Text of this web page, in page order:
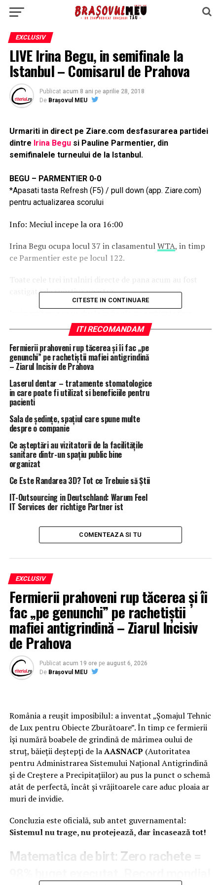
EXCLUSIV
LIVE Irina Begu, in semifinale la
Istanbul – Comisarul de Prahova
Publicat acum 8 ani pe aprilie 28, 2018
De Brașovul MEU
Urmariti in direct pe Ziare.com desfasurarea partidei
dintre Irina Begusi Pauline Parmentier, din
semifinalele turneului de la Istanbul.
BEGU – PARMENTIER 0-0
*Apasati tasta Refresh (F5) / pull down (app. Ziare.com)
pentru actualizarea scorului
Info: Meciul incepe la ora 16:00
Irina Begu ocupa locul 37 in clasamentulWTA, in timp
ce Parmentier este pe locul 122.
Toate cele trei intalniri directe de pana acum au fost
castigate de sportiva noastra.
dintre Maria Sakkari si Polona Hercog.
Confruntarea este televizata de Digi Sport 2.
UrmaresteZiare.comsi pe Facebook!
vezi in fluxul tau de noutati de pe Facebook cele mai
noi si interesante articole de pe Ziare.com.
ARTICOLE PE ACEIASI TEMA: PRIMA
Un roman a fost cel mai slab de pe teren – Comisarul de
Prahova
Dragnea a renuntat la paza Jandarmeriei, la ultima
vizita la DNA. Ministrul Carmen Dan evita sa explice de
ce – Comisarul de Prahova
CITESTE IN CONTINUARE
ITI RECOMANDAM
Fermierii prahoveni rup tăcerea și îi fac „pe
genunchi” pe rachetiștii mafiei antigrindină
– Ziarul Incisiv de Prahova
Laserul dentar – tratamente stomatologice
in care poate fi utilizat si beneficiile pentru
pacienti
Sala de ședințe, spațiul care spune multe
despre o companie
Ce așteptări au vizitatorii de la facilitățile
sanitare dintr-un spațiu public bine
organizat
Ce Este Randarea 3D? Tot ce Trebuie să Știi
IT-Outsourcing in Deutschland: Warum Feel
IT Services der richtige Partner ist
COMENTEAZA SI TU
EXCLUSIV
Fermierii prahoveni rup tăcerea și îi
fac „pe genunchi” pe rachetiștii
mafiei antigrindină – Ziarul Incisiv
de Prahova
Publicat acum 19 ore pe august 6, 2026
De Brașovul MEU
România a reușit imposibilul: a inventat „Șomajul Tehnic
de Lux pentru Obiecte Zburătoare”. În timp ce fermierii
își numără boabele de grindină de mărimea oului de
struț, băieții deștepți de laAASNACP (Autoritatea
pentru Administrarea Sistemului Național Antigrindină
și de Creștere a Precipitațiilor) au pus la punct o schemă
atât de perfectă, încât și vrăjitoarele care aduc ploaia ar
muri de invidie.
Concluzia este oficială, sub antet guvernamental:
Sistemul nu trage, nu protejează, dar încasează tot!
Matematica de birt: Zero rachete =